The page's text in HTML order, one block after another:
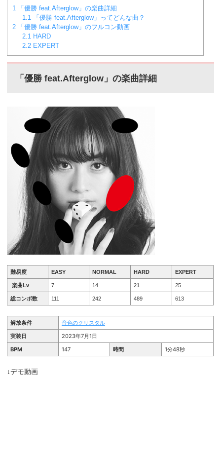
1 「優勝 feat.Afterglow」の楽曲詳細
1.1 「優勝 feat.Afterglow」ってどんな曲？
2 「優勝 feat.Afterglow」のフルコン動画
2.1 HARD
2.2 EXPERT
「優勝 feat.Afterglow」の楽曲詳細
難易度 EASY NORMAL HARD EXPERT
楽曲Lv 7 14 21 25
総コンボ数 111 242 489 613
解放条件
音色のクリスタル
実装日
2023年7月1日
BPM
147 時間 1分48秒
↓デモ動画